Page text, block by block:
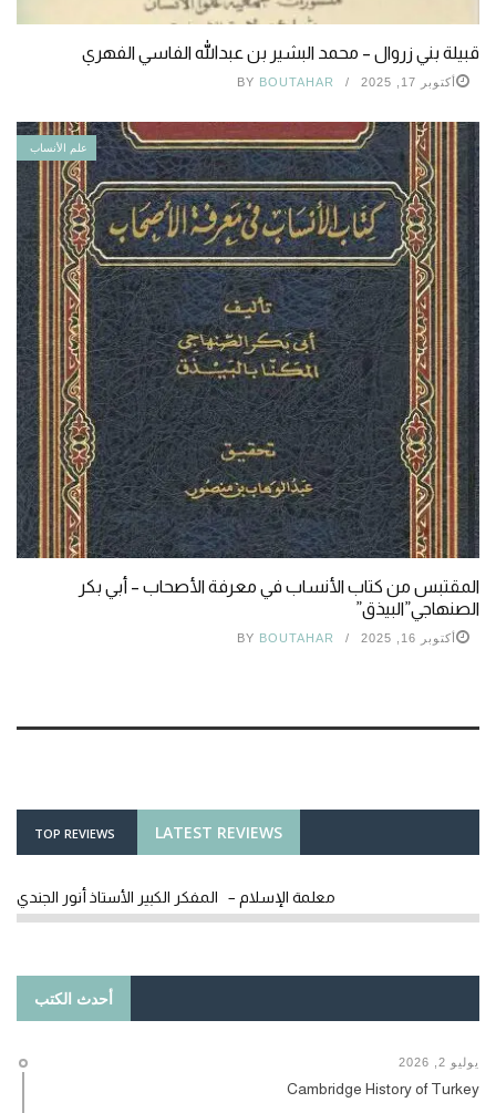
قبيلة بني زروال – محمد البشير بن عبدالله الفاسي الفهري
أكتوبر 17, 2025 BY BOUTAHAR
علم الأنساب
المقتبس من كتاب الأنساب في معرفة الأصحاب – أبي بكر
الصنهاجي”البيذق”
أكتوبر 16, 2025 BY BOUTAHAR
LATEST REVIEWS
TOP REVIEWS
معلمة الإسلام – المفكر الكبير الأستاذ أنور الجندي
أحدث الكتب
يوليو 2, 2026
Cambridge History of Turkey